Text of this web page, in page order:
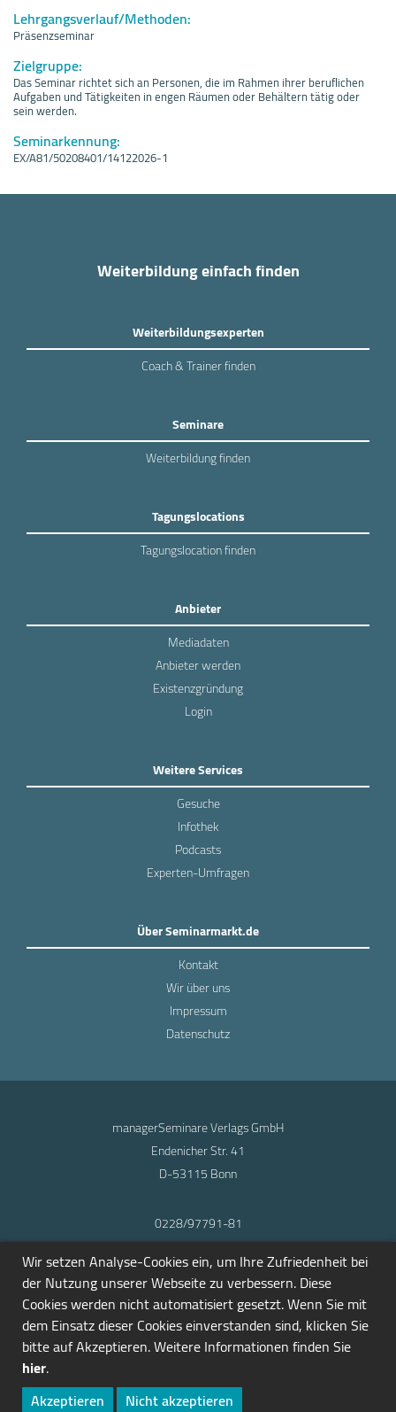
Lehrgangsverlauf/Methoden:
Präsenzseminar
Zielgruppe:
Das Seminar richtet sich an Personen, die im Rahmen ihrer beruflichen
Aufgaben und Tätigkeiten in engen Räumen oder Behältern tätig oder
sein werden.
Seminarkennung:
EX/A81/50208401/14122026-1
Weiterbildung einfach finden
Weiterbildungsexperten
Coach & Trainer finden
Seminare
Weiterbildung finden
Tagungslocations
Tagungslocation finden
Anbieter
Mediadaten
Anbieter werden
Existenzgründung
Login
Weitere Services
Gesuche
Infothek
Podcasts
Experten-Umfragen
Über Seminarmarkt.de
Kontakt
Wir über uns
Impressum
Datenschutz
managerSeminare Verlags GmbH
Endenicher Str. 41
D-53115 Bonn
0228/97791-81
info@seminarmarkt.de
© 2001-2026
Wir setzen Analyse-Cookies ein, um Ihre Zufriedenheit bei
der Nutzung unserer Webseite zu verbessern. Diese
Cookies werden nicht automatisiert gesetzt. Wenn Sie mit
dem Einsatz dieser Cookies einverstanden sind, klicken Sie
bitte auf Akzeptieren. Weitere Informationen finden Sie
hier.
Akzeptieren
Nicht akzeptieren